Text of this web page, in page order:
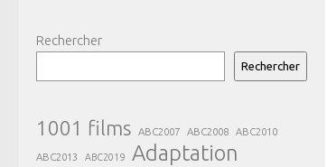
Rechercher
Rechercher
1001 films ABC2007 ABC2008 ABC2010
ABC2013 ABC2019 Adaptation